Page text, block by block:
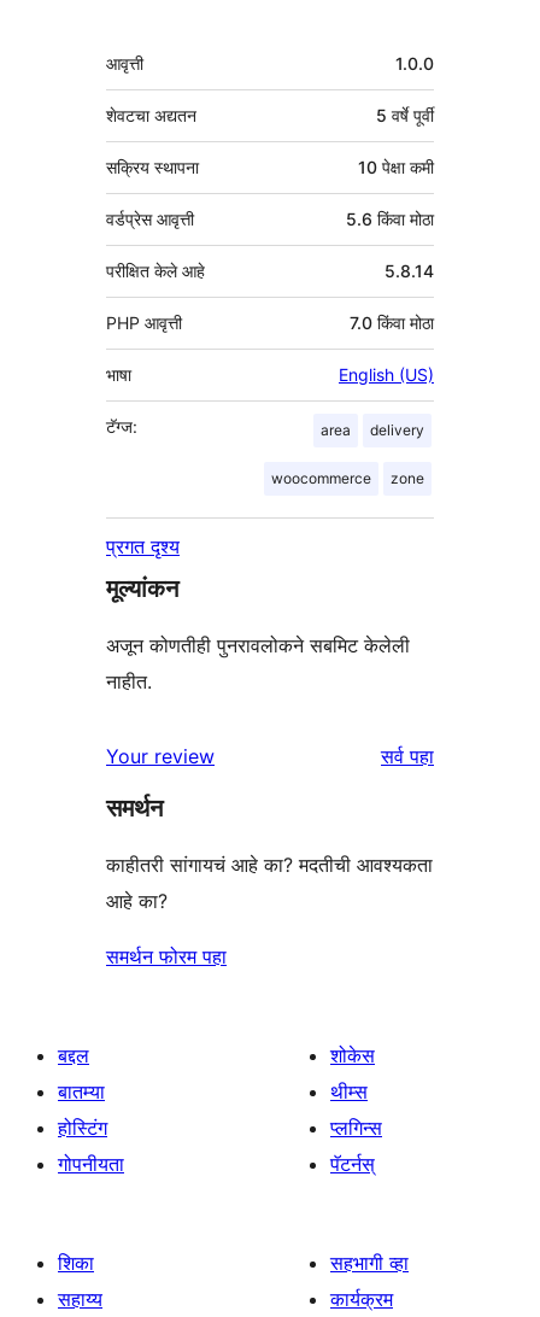
मेटा
आवृत्ती 1.0.0
शेवटचा अद्यतन 5 वर्षेपूर्वी
सक्रिय स्थापना 10 पेक्षा कमी
वर्डप्रेस आवृत्ती 5.6 किंवा मोठा
परीक्षित केले आहे 5.8.14
PHP आवृत्ती 7.0 किंवा मोठा
भाषा English (US)
टॅग्ज: area delivery
woocommerce zone
प्रगत दृश्य
मूल्यांकन
अजून कोणतीही पुनरावलोकने सबमिट केलेली
नाहीत.
Your review सर्वपुनरावलोकने
पहा
समर्थन
काहीतरी सांगायचं आहे का? मदतीची आवश्यकता
आहे का?
समर्थन फोरम पहा
बद्दल
बातम्या
होस्टिंग
गोपनीयता
शोकेस
थीम्स
प्लगिन्स
पॅटर्नस्
शिका
सहाय्य
सहभागी व्हा
कार्यक्रम